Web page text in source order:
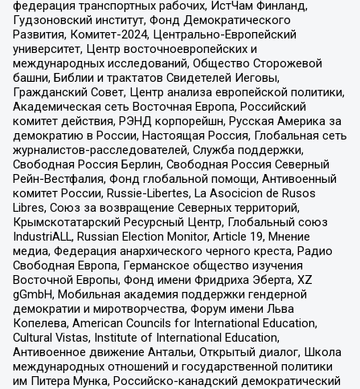
федерация транспортных рабочих, ИстЧам Финланд,
Гудзоновский институт, Фонд Демократического
Развития, Комитет-2024, Центрально-Европейский
университет, Центр восточноевропейских и
международных исследований, Общество Сторожевой
башни, Библии и трактатов Свидетелей Иеговы,
Гражданский Совет, Центр анализа европейской политики,
Академическая сеть Восточная Европа, Российский
комитет действия, РЭНД корпорейшн, Русская Америка за
демократию в России, Настоящая Россия, Глобальная сеть
журналистов-расследователей, Служба поддержки,
Свободная Россия Берлин, Свободная Россия Северный
Рейн-Вестфалия, Фонд глобальной помощи, Антивоенный
комитет России, Russie-Libertes, La Asocicion de Rusos
Libres, Союз за возвращение Северных территорий,
Крымскотатарский Ресурсный Центр, Глобальный союз
IndustriALL, Russian Election Monitor, Article 19, Мнение
медиа, Федерация анархического черного креста, Радио
Свободная Европа, Германское общество изучения
Восточной Европы, Фонд имени Фридриха Эберта, XZ
gGmbH, Мобильная академия поддержки гендерной
демократии и миротворчества, Форум имени Льва
Копелева, American Councils for International Education,
Cultural Vistas, Institute of International Education,
Антивоенное движение Антальи, Открытый диалог, Школа
международных отношений и государственной политики
им Питера Мунка, Российско-канадский демократический